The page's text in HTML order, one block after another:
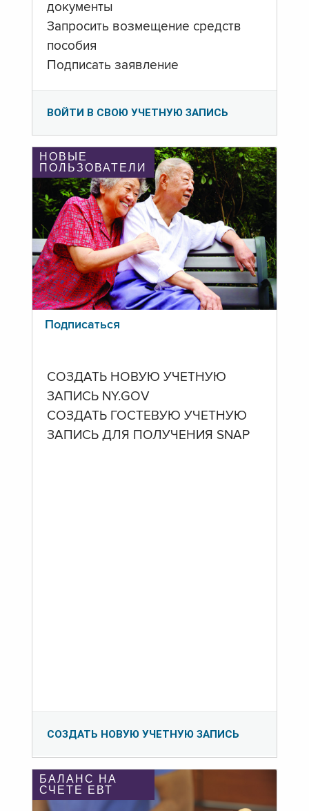
документы
Запросить возмещение средств
пособия
Подписать заявление
ВОЙТИ В СВОЮ УЧЕТНУЮ ЗАПИСЬ
НОВЫЕ
ПОЛЬЗОВАТЕЛИ
Подписаться
СОЗДАТЬ НОВУЮ УЧЕТНУЮ
ЗАПИСЬ NY.GOV
СОЗДАТЬ ГОСТЕВУЮ УЧЕТНУЮ
ЗАПИСЬ ДЛЯ ПОЛУЧЕНИЯ SNAP
СОЗДАТЬ НОВУЮ УЧЕТНУЮ ЗАПИСЬ
БАЛАНС НА
СЧЕТЕ ЕВТ